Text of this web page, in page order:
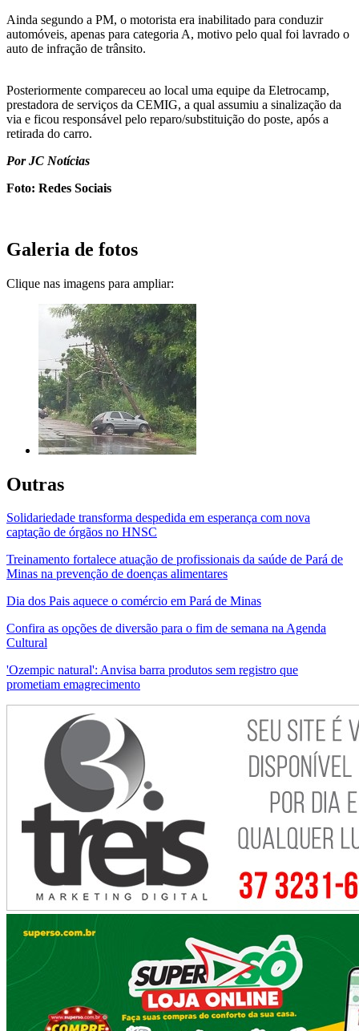
Ainda segundo a PM, o motorista era inabilitado para conduzir
automóveis, apenas para categoria A, motivo pelo qual foi lavrado o
auto de infração de trânsito.
Posteriormente compareceu ao local uma equipe da Eletrocamp,
prestadora de serviços da CEMIG, a qual assumiu a sinalização da
via e ficou responsável pelo reparo/substituição do poste, após a
retirada do carro.
Por JC Notícias
Foto: Redes Sociais
Galeria de fotos
Clique nas imagens para ampliar:
Outras
Solidariedade transforma despedida em esperança com nova
captação de órgãos no HNSC
Treinamento fortalece atuação de profissionais da saúde de Pará de
Minas na prevenção de doenças alimentares
Dia dos Pais aquece o comércio em Pará de Minas
Confira as opções de diversão para o fim de semana na Agenda
Cultural
'Ozempic natural': Anvisa barra produtos sem registro que
prometiam emagrecimento